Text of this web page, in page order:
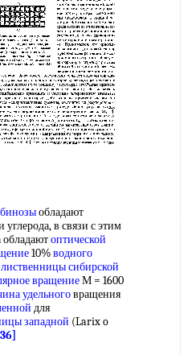
обладают
в связи с этим
обладаютоптической
10%водного
лиственницы сибирской
вращениеМ = 1600
удельноговращения
для
западной (Larix o